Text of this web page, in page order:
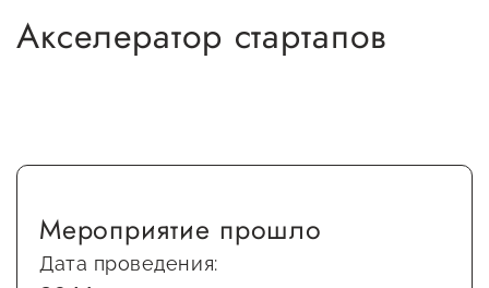
Избранное
Истории успеха
Новости
Акселератор стартапов
Мероприятие прошло
Дата проведения: